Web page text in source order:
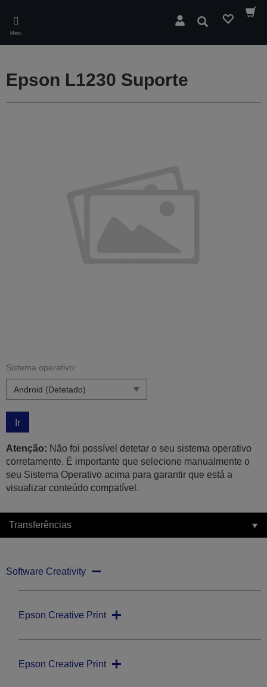
main
content
Menu
Pesquisar
Epson L1230 Suporte
Sistema operativo:
Ir
Atenção: Não foi possível detetar o seu sistema operativo
corretamente. É importante que selecione manualmente o
seu Sistema Operativo acima para garantir que está a
visualizar conteúdo compatível.
Transferências
Software Creativity
Epson Creative Print
Epson Creative Print